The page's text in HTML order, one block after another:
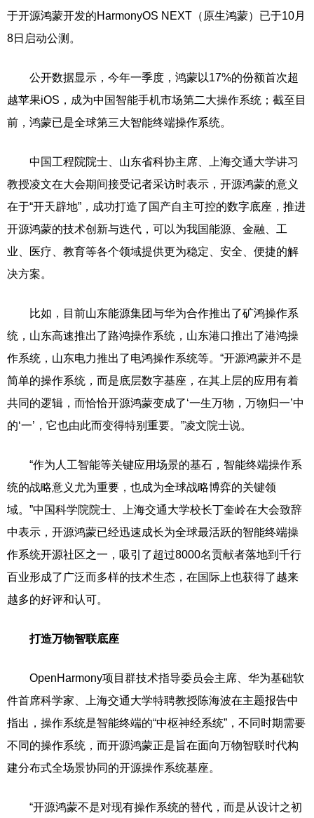
于开源鸿蒙开发的HarmonyOS NEXT（原生鸿蒙）已于10月
8日启动公测。
公开数据显示，今年一季度，鸿蒙以17%的份额首次超
越苹果iOS，成为中国智能手机市场第二大操作系统；截至目
前，鸿蒙已是全球第三大智能终端操作系统。
中国工程院院士、山东省科协主席、上海交通大学讲习
教授凌文在大会期间接受记者采访时表示，开源鸿蒙的意义
在于“开天辟地”，成功打造了国产自主可控的数字底座，推进
开源鸿蒙的技术创新与迭代，可以为我国能源、金融、工
业、医疗、教育等各个领域提供更为稳定、安全、便捷的解
决方案。
比如，目前山东能源集团与华为合作推出了矿鸿操作系
统，山东高速推出了路鸿操作系统，山东港口推出了港鸿操
作系统，山东电力推出了电鸿操作系统等。“开源鸿蒙并不是
简单的操作系统，而是底层数字基座，在其上层的应用有着
共同的逻辑，而恰恰开源鸿蒙变成了‘一生万物，万物归一’中
的‘一’，它也由此而变得特别重要。”凌文院士说。
“作为人工智能等关键应用场景的基石，智能终端操作系
统的战略意义尤为重要，也成为全球战略博弈的关键领
域。”中国科学院院士、上海交通大学校长丁奎岭在大会致辞
中表示，开源鸿蒙已经迅速成长为全球最活跃的智能终端操
作系统开源社区之一，吸引了超过8000名贡献者落地到千行
百业形成了广泛而多样的技术生态，在国际上也获得了越来
越多的好评和认可。
打造万物智联底座
OpenHarmony项目群技术指导委员会主席、华为基础软
件首席科学家、上海交通大学特聘教授陈海波在主题报告中
指出，操作系统是智能终端的“中枢神经系统”，不同时期需要
不同的操作系统，而开源鸿蒙正是旨在面向万物智联时代构
建分布式全场景协同的开源操作系统基座。
“开源鸿蒙不是对现有操作系统的替代，而是从设计之初